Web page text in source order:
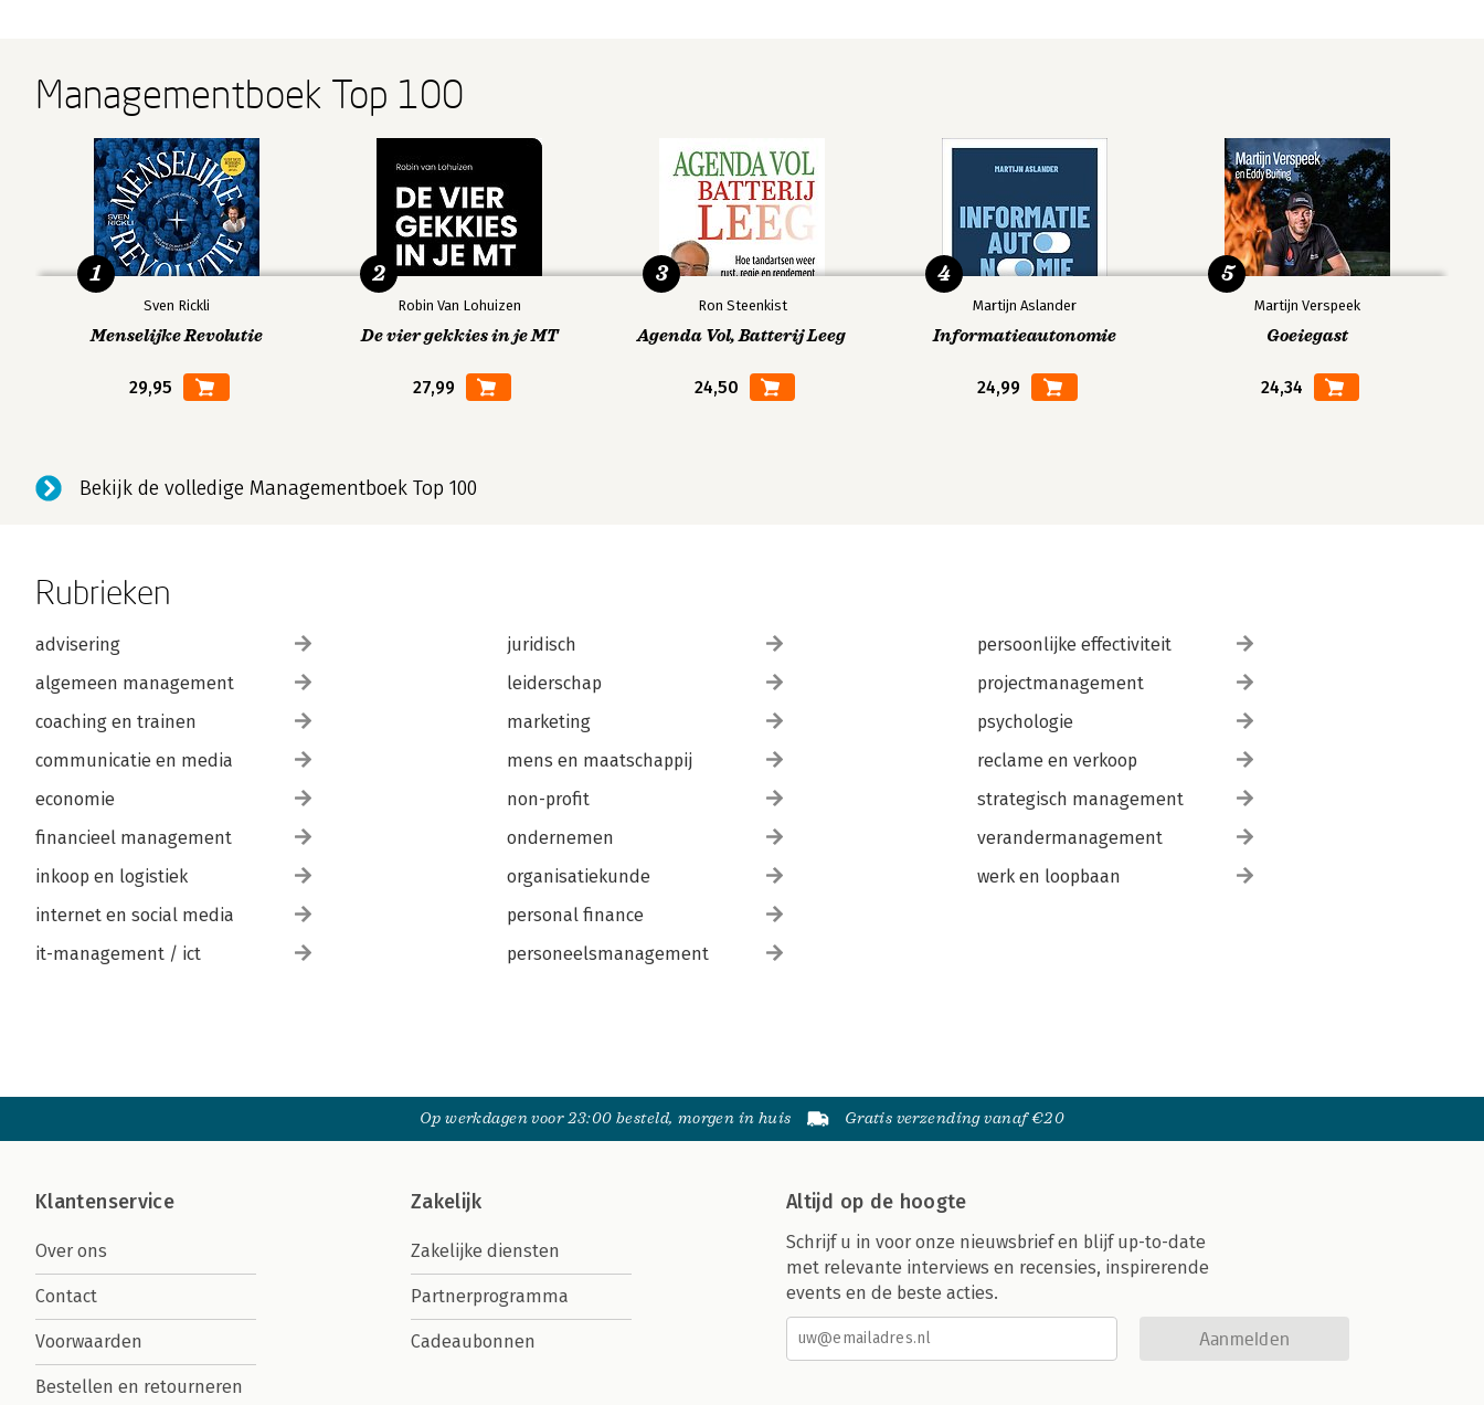
Managementboek Top 100
Sven Rickli
Menselijke Revolutie
29,95
1
Robin Van Lohuizen
De vier gekkies in je MT
27,99
2
Ron Steenkist
Agenda Vol, Batterij Leeg
24,50
3
Martijn Aslander
Informatieautonomie
24,99
4
Martijn Verspeek
Goeiegast
24,34
5
Bekijk de volledige Managementboek Top 100
Rubrieken
advisering
algemeen management
coaching en trainen
communicatie en media
economie
financieel management
inkoop en logistiek
internet en social media
it-management / ict
juridisch
leiderschap
marketing
mens en maatschappij
non-profit
ondernemen
organisatiekunde
personal finance
personeelsmanagement
persoonlijke effectiviteit
projectmanagement
psychologie
reclame en verkoop
strategisch management
verandermanagement
werk en loopbaan
Op werkdagen voor 23:00 besteld, morgen in huis Gratis verzending vanaf €20
Klantenservice
Over ons
Contact
Voorwaarden
Bestellen en retourneren
Zakelijk
Zakelijke diensten
Partnerprogramma
Cadeaubonnen
Altijd op de hoogte
Schrijf u in voor onze nieuwsbrief en blijf up-to-date
met relevante interviews en recensies, inspirerende
events en de beste acties.
Aanmelden